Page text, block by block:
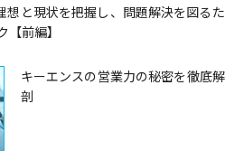
想と現状を把握し、問題解決を図るた
前編】
キーエンスの営業力の秘密を徹底解
剖